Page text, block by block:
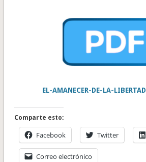
EL-AMANECER-DE-LA-LIBERTAD
Comparte esto:
Facebook Twitter
Correo electrónico